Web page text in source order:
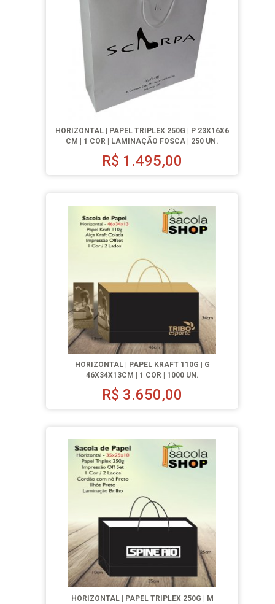
HORIZONTAL | PAPEL TRIPLEX 250G | P 23X16X6
CM | 1 COR | LAMINAÇÃO FOSCA | 250 UN.
R$ 1.495,00
HORIZONTAL | PAPEL KRAFT 110G | G
46X34X13CM | 1 COR | 1000 UN.
R$ 3.650,00
HORIZONTAL | PAPEL TRIPLEX 250G | M